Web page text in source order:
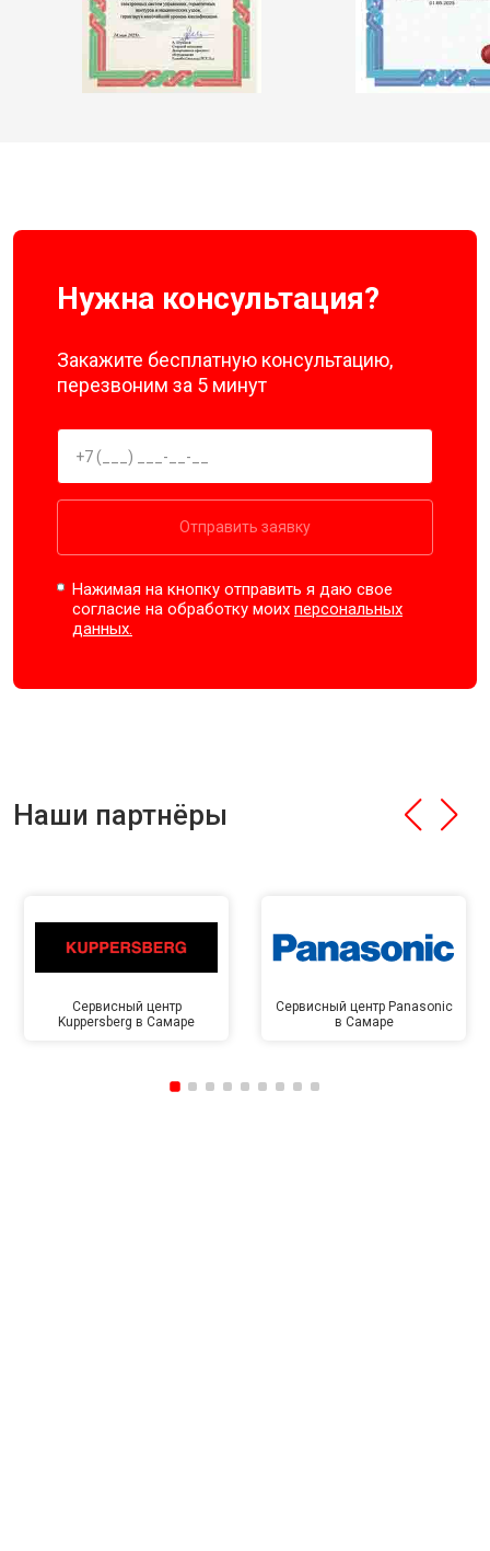
Нужна консультация?
Закажите бесплатную консультацию,
перезвоним за 5 минут
Отправить заявку
Нажимая на кнопку отправить я даю свое
согласие на обработку моихперсональных
данных.
Наши партнёры
Сервисный центр
Kuppersberg в Самаре
Сервисный центр Panasonic
в Самаре